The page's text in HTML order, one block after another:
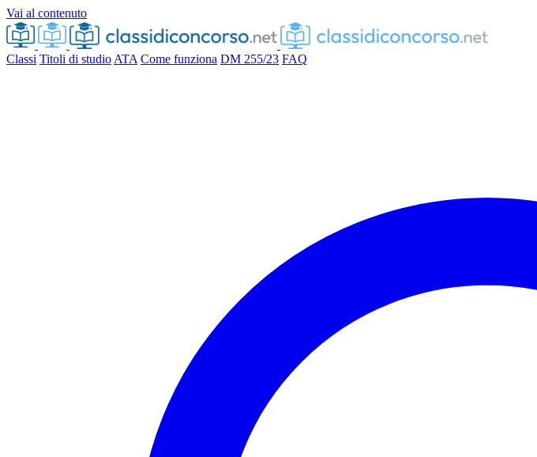
Vai al contenuto
Classi Titoli di studio ATA Come funziona DM 255/23 FAQ